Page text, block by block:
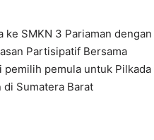
ke SMKN 3 Pariaman dengan
Partisipatif Bersama
pemilih pemula untuk Pilkada
di Sumatera Barat